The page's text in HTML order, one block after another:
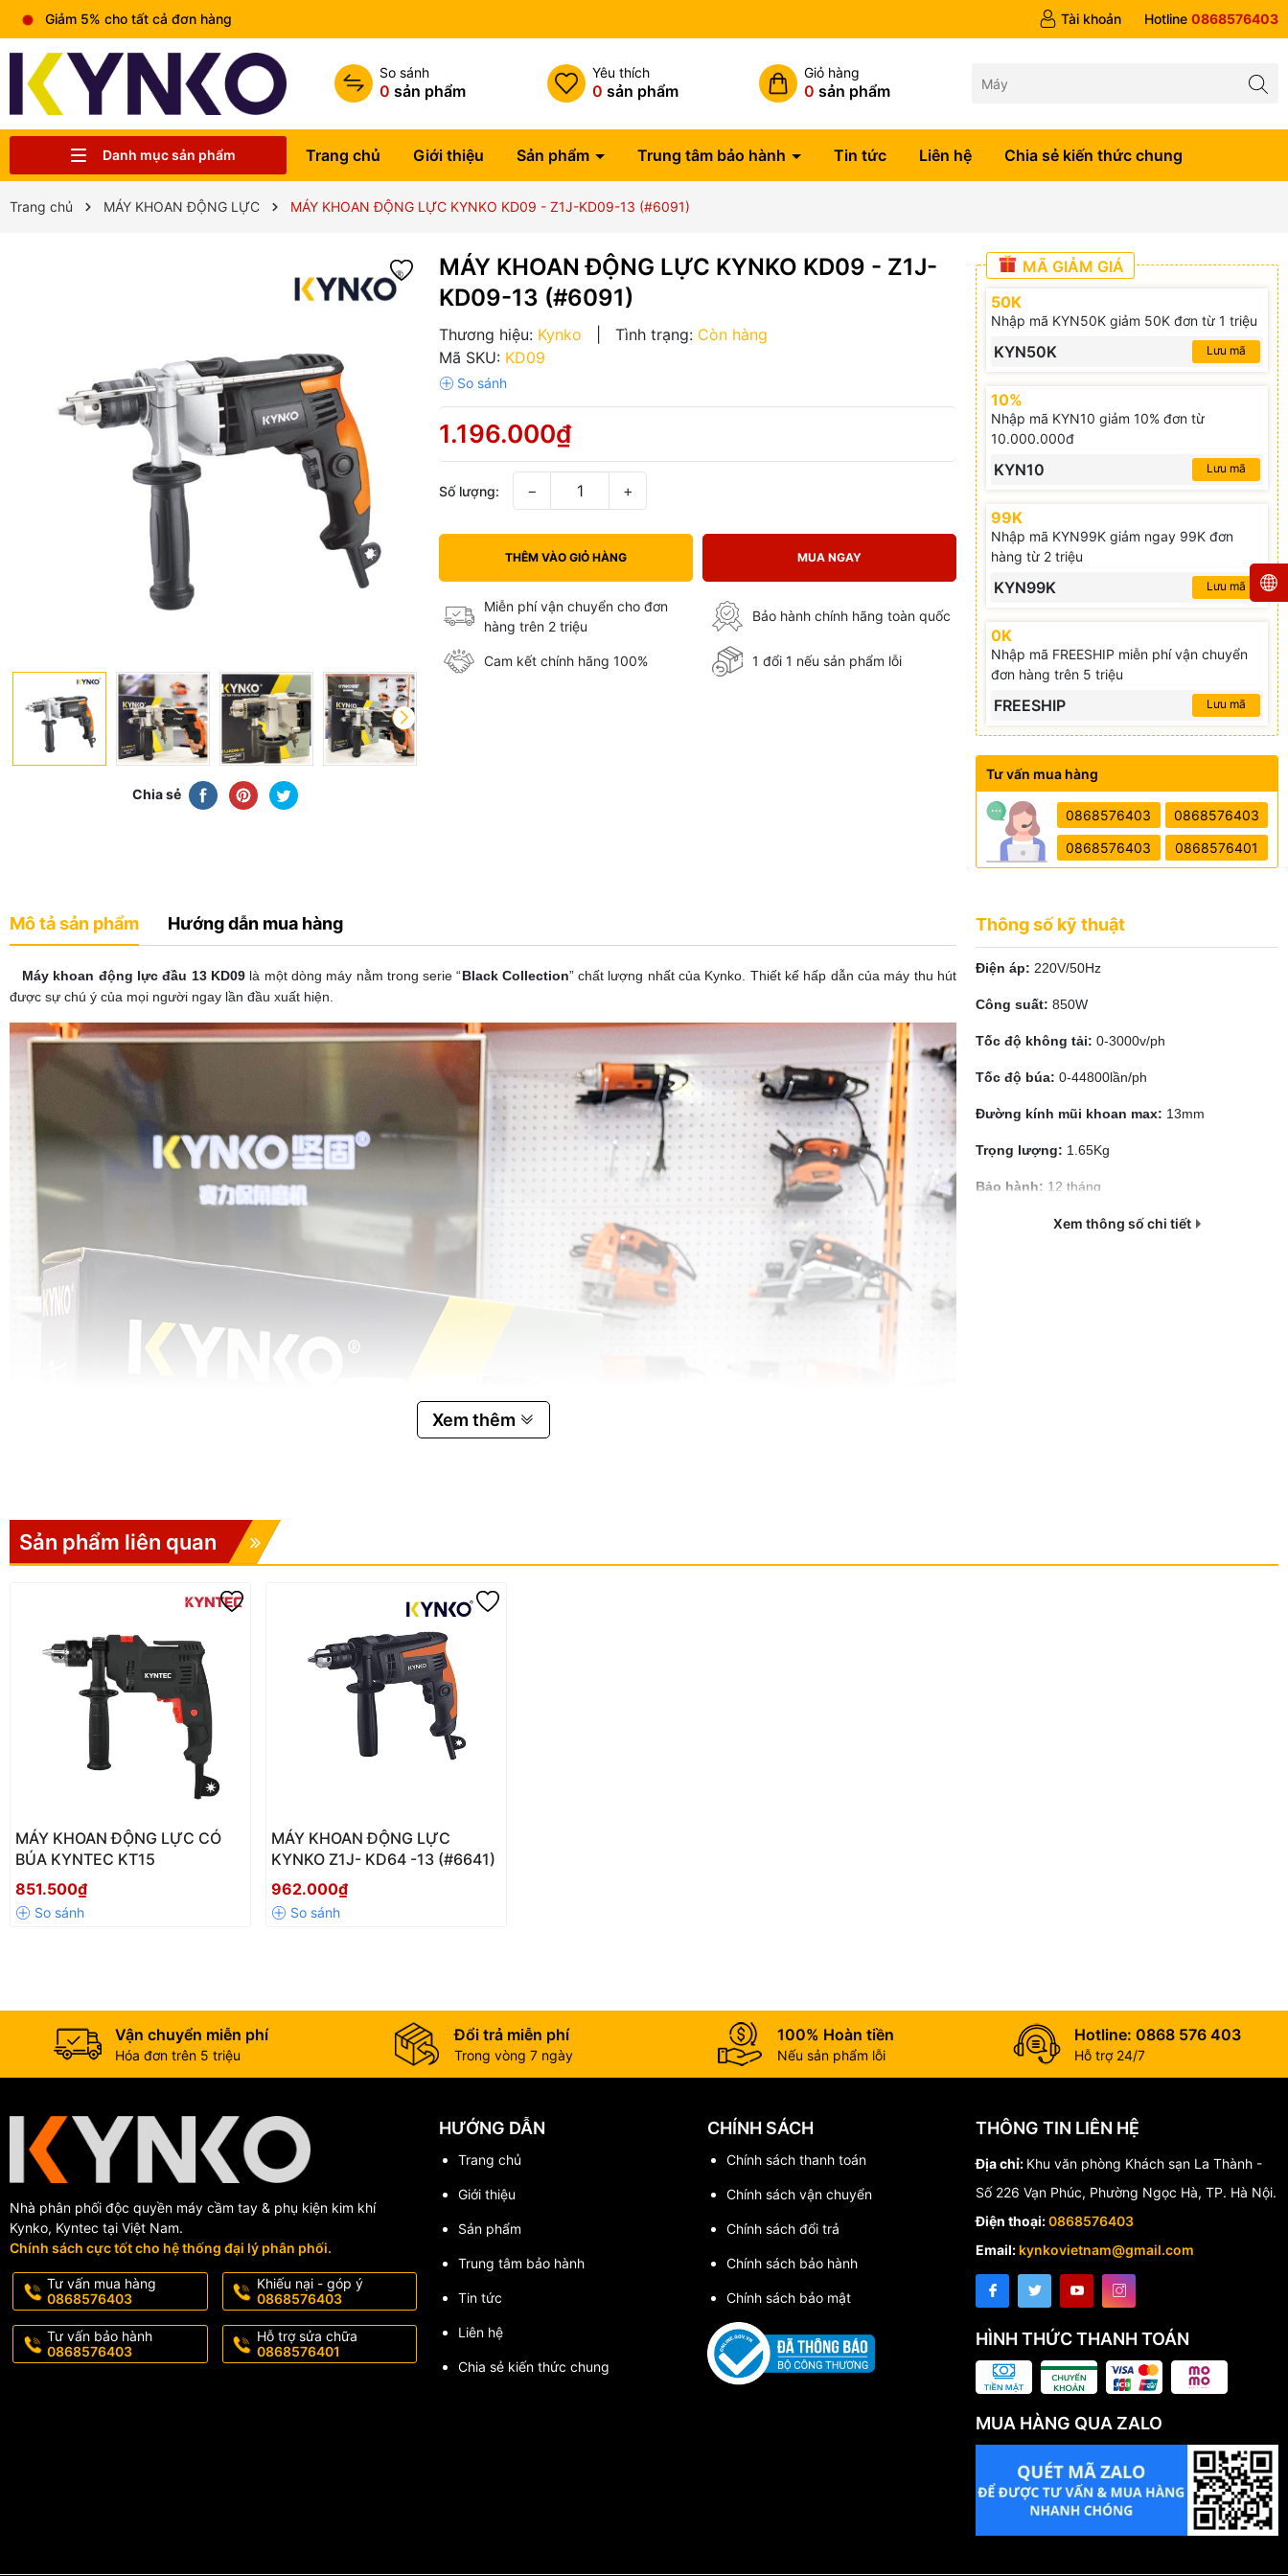
Giảm 5% cho tất cả đơn hàng Tài khoản Hotline 0868576403
So sánh
0 sản phẩm
Yêu thích
0 sản phẩm
Giỏ hàng
0 sản phẩm
Danh mục sản phẩm Trang chủ Giới thiệu Sản phẩm Trung tâm bảo hành Tin tức Liên hệ Chia sẻ kiến thức chung
Trang chủ MÁY KHOAN ĐỘNG LỰC MÁY KHOAN ĐỘNG LỰC KYNKO KD09 - Z1J-KD09-13 (#6091)
Chia sẻ
MÁY KHOAN ĐỘNG LỰC KYNKO KD09 - Z1J-
KD09-13 (#6091)
Thương hiệu: Kynko Tình trạng: Còn hàng
Mã SKU: KD09
1.196.000₫
Số lượng: − +
THÊM VÀO GIỎ HÀNG MUA NGAY
Miễn phí vận chuyển cho đơn
hàng trên 2 triệu
Bảo hành chính hãng toàn quốc
Cam kết chính hãng 100% 1 đổi 1 nếu sản phẩm lỗi
MÃ GIẢM GIÁ
50K
Nhập mã KYN50K giảm 50K đơn từ 1 triệu
KYN50K Lưu mã
10%
Nhập mã KYN10 giảm 10% đơn từ
10.000.000đ
KYN10 Lưu mã
99K
Nhập mã KYN99K giảm ngay 99K đơn
hàng từ 2 triệu
KYN99K Lưu mã
0K
Nhập mã FREESHIP miễn phí vận chuyển
đơn hàng trên 5 triệu
FREESHIP Lưu mã
Tư vấn mua hàng
0868576403 0868576403
0868576403 0868576401
Mô tả sản phẩm Hướng dẫn mua hàng
Máy khoan động lực đầu 13 KD09là một dòng máy nằm trong serie “Black Collection” chất lượng nhất của Kynko. Thiết kế hấp dẫn của máy thu hút
được sự chú ý của mọi người ngay lần đầu xuất hiện.
khoan bê tông ấn tượng. Máy có thể khoan liên tục mà không bị nóng nhờ hệ thống làm mát 360° hiệu quả.
Xem thêm
Thông số kỹ thuật
Điện áp: 220V/50Hz
Công suất: 850W
Tốc độ không tải: 0-3000v/ph
Tốc độ búa: 0-44800lần/ph
Đường kính mũi khoan max: 13mm
Trọng lượng: 1.65Kg
Bảo hành: 12 tháng
Xem thông số chi tiết
Sản phẩm liên quan
MÁY KHOAN ĐỘNG LỰC CÓ
BÚA KYNTEC KT15
851.500₫
MÁY KHOAN ĐỘNG LỰC
KYNKO Z1J- KD64 -13 (#6641)
962.000₫
Vận chuyển miễn phí
Hóa đơn trên 5 triệu
Đổi trả miễn phí
Trong vòng 7 ngày
100% Hoàn tiền
Nếu sản phẩm lỗi
Hotline: 0868 576 403
Hỗ trợ 24/7
Nhà phân phối độc quyền máy cầm tay & phụ kiện kim khí
Kynko, Kyntec tại Việt Nam.
Chính sách cực tốt cho hệ thống đại lý phân phối.
Tư vấn mua hàng
0868576403
Khiếu nại - góp ý
0868576403
Tư vấn bảo hành
0868576403
Hỗ trợ sửa chữa
0868576401
HƯỚNG DẪN
Trang chủ
Giới thiệu
Sản phẩm
Trung tâm bảo hành
Tin tức
Liên hệ
Chia sẻ kiến thức chung
CHÍNH SÁCH
Chính sách thanh toán
Chính sách vận chuyển
Chính sách đổi trả
Chính sách bảo hành
Chính sách bảo mật
THÔNG TIN LIÊN HỆ
Địa chỉ: Khu văn phòng Khách sạn La Thành -
Số 226 Vạn Phúc, Phường Ngọc Hà, TP. Hà Nội.
Điện thoại:0868576403
Email: kynkovietnam@gmail.com
HÌNH THỨC THANH TOÁN
MUA HÀNG QUA ZALO